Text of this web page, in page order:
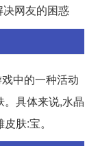
决网友的困惑
中的一种活动
具体来说,水晶
肤:宝。